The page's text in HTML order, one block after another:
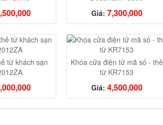
Giá: 7,300,000
từ khách sạn
Khóa cửa điện tử mã số - thẻ
từ KR7153
Giá: 4,500,000